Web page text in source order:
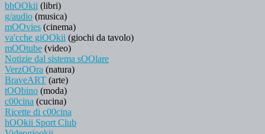
bhOOkii (libri)
g/audio (musica)
mOOvies (cinema)
va'cche giOOkii (giochi da tavolo)
mOOtube (video)
Notizie dal sistema sOOlare
VerzOOra (natura)
BraveART (arte)
tOObino (moda)
c00cina (cucina)
Ricette di c00cina
hOOkii Sport Club